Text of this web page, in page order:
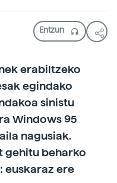
erabiltzeko
egindako
sinistu
Windows 95
nagusiak.
gehitu beharko
euskaraz ere